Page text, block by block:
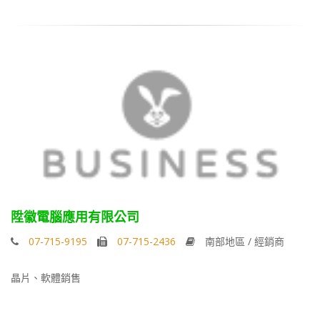
陞徽電腦應用有限公司
07-715-9195 07-715-2436 南部地區 / 經銷商
晶片、軟體銷售